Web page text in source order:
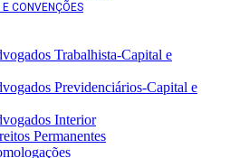
CONVENÇÕES
Trabalhista-Capital e
Previdenciários-Capital e
Interior
Permanentes